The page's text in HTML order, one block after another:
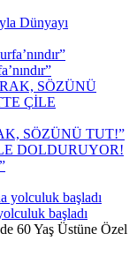
Dünyayı
SÖZÜNÜ TUT!”
DOLDURUYOR!
başladı
60 Yaş Üstüne Özel